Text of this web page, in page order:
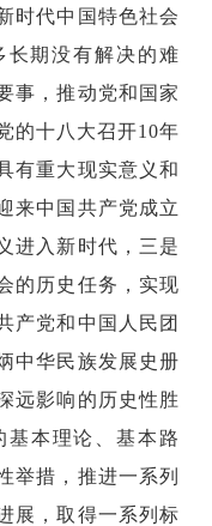
时代中国特色社会
长期没有解决的难
事，推动党和国家
的十八大召开10年
有重大现实意义和
来中国共产党成立
进入新时代，三是
的历史任务，实现
产党和中国人民团
中华民族发展史册
远影响的历史性胜
基本理论、基本路
举措，推进一系列
展，取得一系列标